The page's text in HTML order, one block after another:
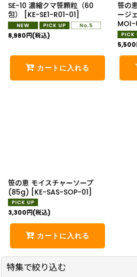
SE-10 濃縮クマ笹顆粒（60
包）
[KE-SE1-R01-01]
8,980円(税込)
カートに入れる
笹の
ージ
MOI-
5,500
笹の恵 モイスチャーソープ
(85g) [KE-SAS-SOP-01]
3,300円(税込)
カートに入れる
特集で絞り込む